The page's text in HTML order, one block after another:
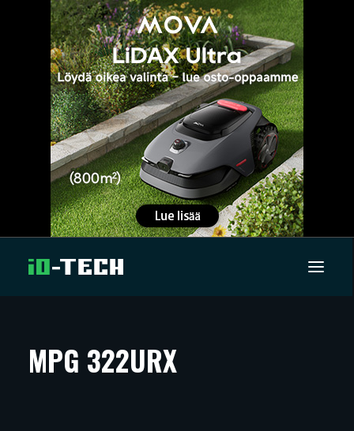
ARTIKKELIT
MPG 322URX